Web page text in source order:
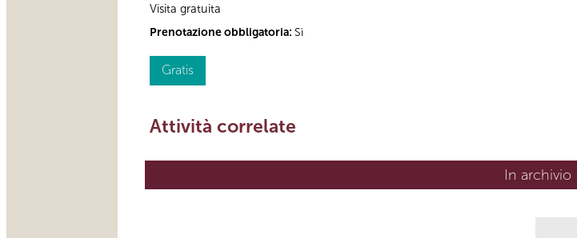
Visita gratuita
Prenotazione obbligatoria: Sì
Gratis
Attività correlate
In archivio